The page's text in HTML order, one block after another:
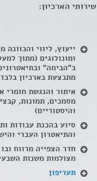
שירותי הארכיון:
ייעוץ, ליווי
ב"הבימה"
מתבצעת בארכיון
איתור והנגשת חומרי
מסמכים, תמונות,
והיסטוריים)
סיוע בהכנת עבודות
והתיאטרון העברי
מצולמות משנות
תעריפון